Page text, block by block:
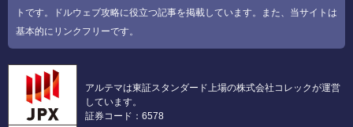
トです。ドルウェブ攻略に役立つ記事を掲載しています。また、当サイトは
基本的にリンクフリーです。
アルテマは東証スタンダード上場の株式会社コレックが運営
しています。
証券コード：6578